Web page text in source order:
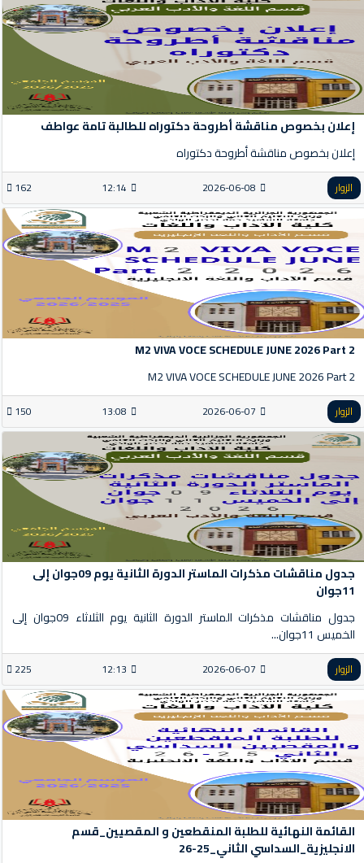
إعلان بخصوص مناقشة أطروحة دكتوراه للطالبة تامة عواطف
إعلان بخصوص مناقشة أطروحة دكتوراه
الزوار 2026-06-08
12:14
162
M2 VIVA VOCE SCHEDULE JUNE 2026 Part 2
M2 VIVA VOCE SCHEDULE JUNE 2026 Part 2
الزوار 2026-06-07
13:08
150
جدول مناقشات مذكرات الماستر الدورة الثانية يوم 09جوان إلى
11جوان
جدول مناقشات مذكرات الماستر الدورة الثانية يوم الثلاثاء 09جوان إلى
الخميس 11جوان...
الزوار 2026-06-07
12:13
225
القائمة النهائية للطلبة المنقطعين و المقصيين_قسم
الانجليزية_السداسي الثاني_25-26